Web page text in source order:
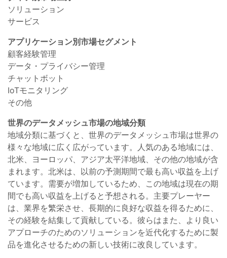
ソリューション
サービス
アプリケーション別市場セグメント
顧客経験管理
データ・プライバシー管理
チャットボット
IoTモニタリング
その他
世界のデータメッシュ市場の地域分類
地域分類に基づくと、世界のデータメッシュ市場は世界の
様々な地域に広く広がっています。人気のある地域には、
北米、ヨーロッパ、アジア太平洋地域、その他の地域が含
まれます。北米は、以前の予測期間で最も高い収益を上げ
ています。需要が増加しているため、この地域は現在の期
間でも高い収益を上げると予想される。主要プレーヤー
は、業界を繁栄させ、長期的に良好な収益を得るために、
その経験を結集して貢献している。彼らはまた、より良い
アプローチのためのソリューションを近代化するために製
品を進化させるための新しい技術に改良しています。